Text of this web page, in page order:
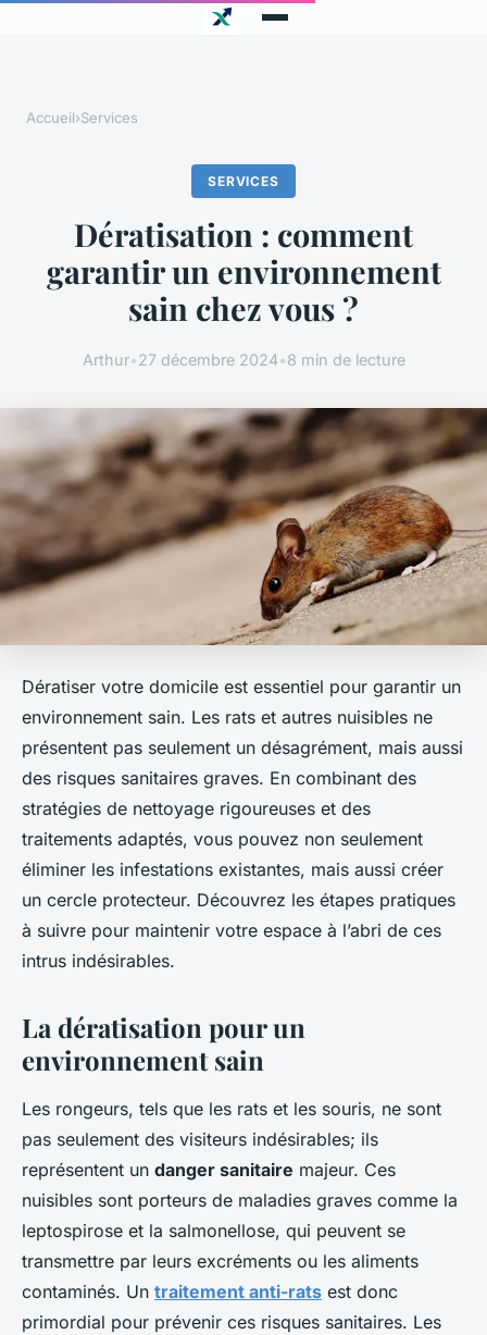
Accueil›Services
SERVICES
Dératisation : comment
garantir un environnement
sain chez vous ?
Arthur•27 décembre 2024•8 min de lecture
Dératiser votre domicile est essentiel pour garantir un
environnement sain. Les rats et autres nuisibles ne
présentent pas seulement un désagrément, mais aussi
des risques sanitaires graves. En combinant des
stratégies de nettoyage rigoureuses et des
traitements adaptés, vous pouvez non seulement
éliminer les infestations existantes, mais aussi créer
un cercle protecteur. Découvrez les étapes pratiques
à suivre pour maintenir votre espace à l’abri de ces
intrus indésirables.
La dératisation pour un
environnement sain
Les rongeurs, tels que les rats et les souris, ne sont
pas seulement des visiteurs indésirables; ils
représentent un danger sanitaire majeur. Ces
nuisibles sont porteurs de maladies graves comme la
leptospirose et la salmonellose, qui peuvent se
transmettre par leurs excréments ou les aliments
contaminés. Un traitement anti-rats est donc
primordial pour prévenir ces risques sanitaires. Les